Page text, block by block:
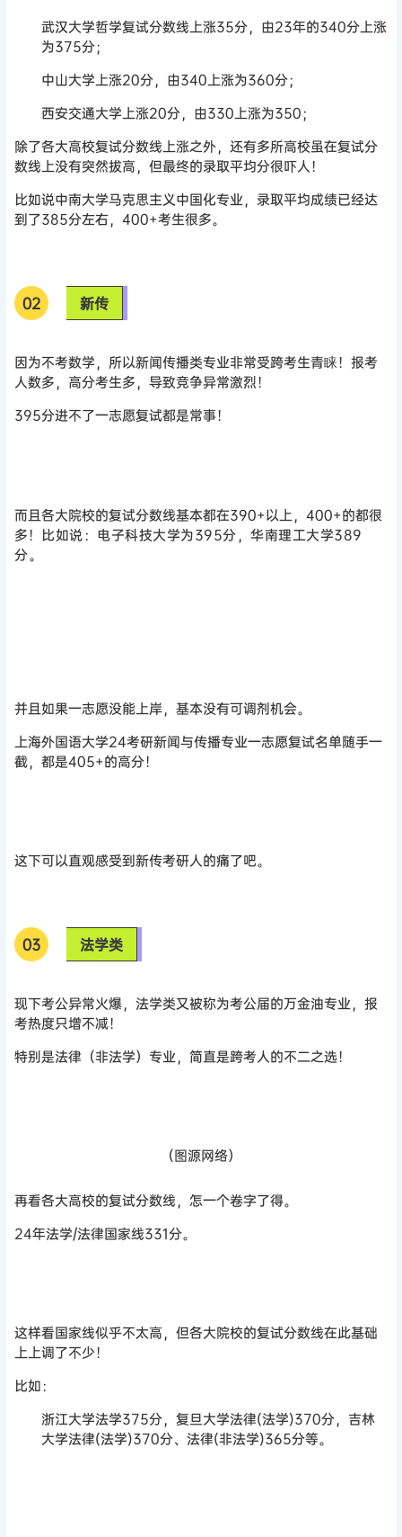
武汉大学哲学复试分数线上涨35分，由23年的340分上涨
为375分；
中山大学上涨20分，由340上涨为360分；
西安交通大学上涨20分，由330上涨为350；
除了各大高校复试分数线上涨之外，还有多所高校虽在复试分
数线上没有突然拔高，但最终的录取平均分很吓人！
比如说中南大学马克思主义中国化专业，录取平均成绩已经达
到了385分左右，400+考生很多。
02 新传
因为不考数学，所以新闻传播类专业非常受跨考生青睐！报考
人数多，高分考生多，导致竞争异常激烈！
395分进不了一志愿复试都是常事！
而且各大院校的复试分数线基本都在390+以上，400+的都很
多！ 比如说： 电子科技大学为395分，华南理工大学389
分。
并且如果一志愿没能上岸，基本没有可调剂机会。
上海外国语大学24考研新闻与传播专业一志愿复试名单随手一
截，都是405+的高分！
这下可以直观感受到新传考研人的痛了吧。
03 法学类
现下考公异常火爆，法学类又被称为考公届的万金油专业，报
考热度只增不减！
特别是法律（非法学）专业，简直是跨考人的不二之选！
（图源网络）
再看各大高校的复试分数线，怎一个卷字了得。
24年法学/法律国家线331分。
这样看国家线似乎不太高，但各大院校的复试分数线在此基础
上上调了不少！
比如：
浙江大学法学375分，复旦大学法律(法学)370分，吉林
大学法律(法学)370分、法律(非法学)365分等。